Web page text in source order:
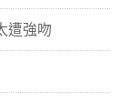
遭強吻